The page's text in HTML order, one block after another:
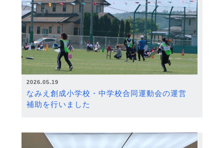
2026.05.19
なみえ創成小学校・中学校合同運動会の運営
補助を行いました